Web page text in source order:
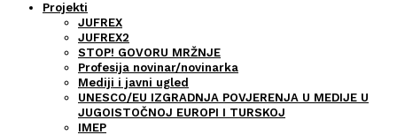
Projekti
JUFREX
JUFREX2
STOP! GOVORU MRŽNJE
Profesija novinar/novinarka
Mediji i javni ugled
UNESCO/EU IZGRADNJA POVJERENJA U MEDIJE U
JUGOISTOČNOJ EUROPI I TURSKOJ
IMEP